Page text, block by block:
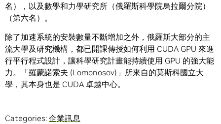
名），以及數學和力學研究所（俄羅斯科學院烏拉爾分院）
（第六名）。
除了加速系統的安裝數量不斷增加之外，俄羅斯大部分的主
流大學及研究機構，都已開課傳授如何利用 CUDA GPU 來進
行平行程式設計，讓科學研究計畫能持續使用 GPU 的強大能
力。「羅蒙諾索夫 (Lomonosov)」所來自的莫斯科國立大
學，其本身也是 CUDA 卓越中心。
Categories: 企業訊息